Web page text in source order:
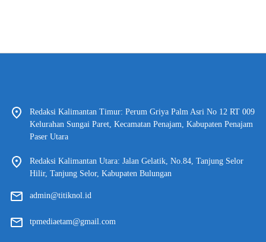
Redaksi Kalimantan Timur: Perum Griya Palm Asri No 12 RT 009
Kelurahan Sungai Paret, Kecamatan Penajam, Kabupaten Penajam
Paser Utara
Redaksi Kalimantan Utara: Jalan Gelatik, No.84, Tanjung Selor
Hilir, Tanjung Selor, Kabupaten Bulungan
admin@titiknol.id
tpmediaetam@gmail.com